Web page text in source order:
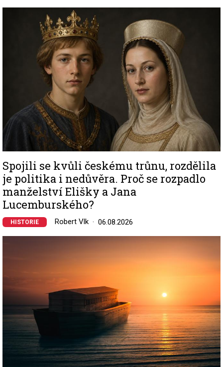
Spojili se kvůli českému trůnu, rozdělila
je politika i nedůvěra. Proč se rozpadlo
manželství Elišky a Jana
Lucemburského?
HISTORIE Robert Vlk 06.08.2026